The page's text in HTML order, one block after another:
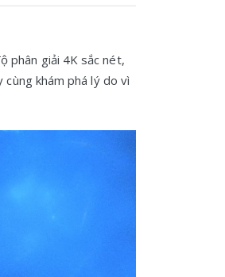
phân giải 4K sắc nét,
cùng khám phá lý do vì